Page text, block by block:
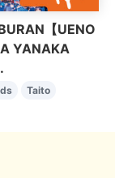
【UENO
YANAKA
Taito